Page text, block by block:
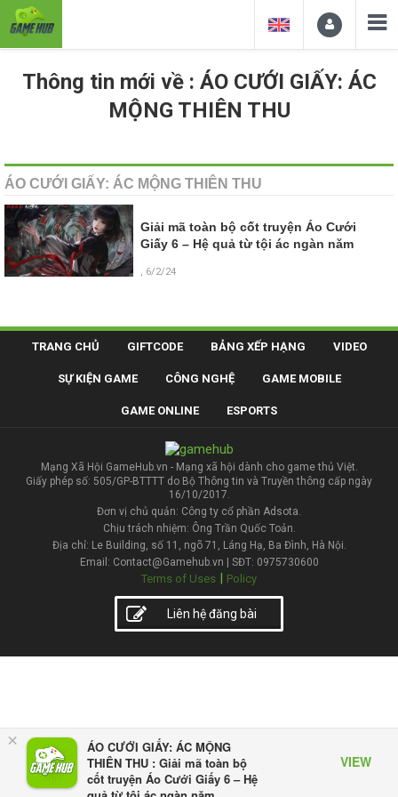
×
ÁO CƯỚI GIẤY: ÁC MỘNG
THIÊN THU : Giải mã toàn bộ
cốt truyện Áo Cưới Giấy 6 – Hệ
VIEW
Thông tin mới về : ÁO CƯỚI GIẤY: ÁC
MỘNG THIÊN THU
ÁO CƯỚI GIẤY: ÁC MỘNG THIÊN THU
Giải mã toàn bộ cốt truyện Áo Cưới
Giấy 6 – Hệ quả từ tội ác ngàn năm
, 6/2/24
TRANG CHỦ GIFTCODE BẢNG XẾP HẠNG VIDEO
SỰ KIỆN GAME CÔNG NGHỆ GAME MOBILE
GAME ONLINE ESPORTS
Mạng Xã Hội GameHub.vn - Mạng xã hội dành cho game thủ Việt.
Giấy phép số: 505/GP-BTTTT do Bộ Thông tin và Truyền thông cấp ngày
16/10/2017.
Đơn vị chủ quản: Công ty cổ phần Adsota.
Chịu trách nhiệm: Ông Trần Quốc Toản.
Địa chỉ: Le Building, số 11, ngõ 71, Láng Hạ, Ba Đình, Hà Nội.
Email: Contact@Gamehub.vn | SĐT: 0975730600
Terms of Uses | Policy
Liên hệ đăng bài